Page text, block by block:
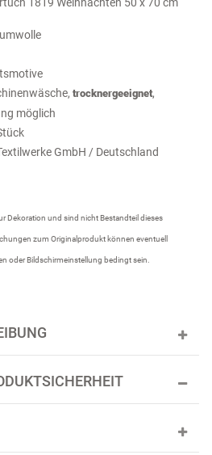
trocknergeeignet,
möglich
GmbH / Deutschland
Dekoration und sind nicht Bestandteil dieses
zum Originalprodukt können eventuell
oder Bildschirmeinstellung bedingt sein.